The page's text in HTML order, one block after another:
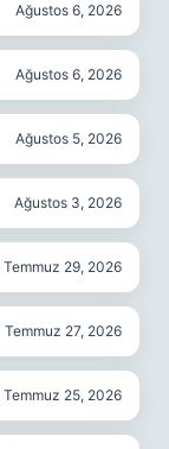
Ağustos 6, 2026
Ağustos 6, 2026
Ağustos 5, 2026
Ağustos 3, 2026
Temmuz 29, 2026
Temmuz 27, 2026
Temmuz 25, 2026